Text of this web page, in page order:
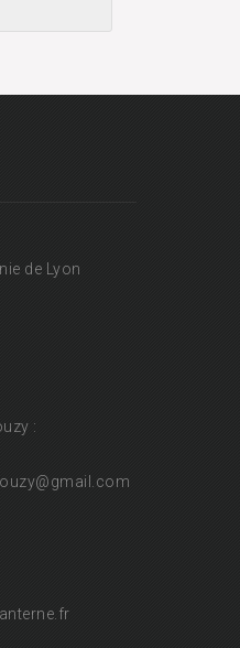
de Lyon
:
gmail.com